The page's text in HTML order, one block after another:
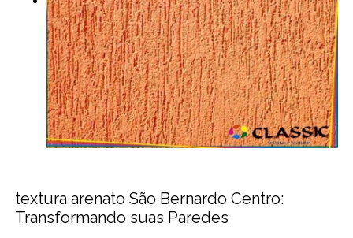
textura arenato São Bernardo Centro:
Transformando suas Paredes